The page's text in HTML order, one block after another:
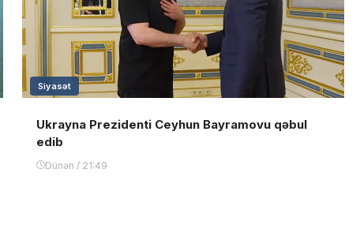
Siyasət
Ukrayna Prezidenti Ceyhun Bayramovu qəbul
edib
Dünən / 21:49